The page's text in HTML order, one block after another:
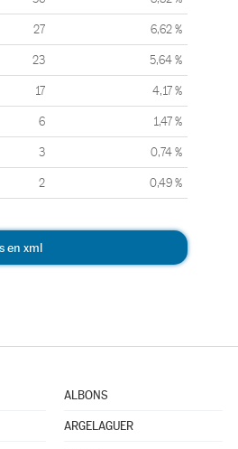
27 6,62 %
23 5,64 %
17 4,17 %
6 1,47 %
3 0,74 %
2 0,49 %
en xml
ALBONS
ARGELAGUER